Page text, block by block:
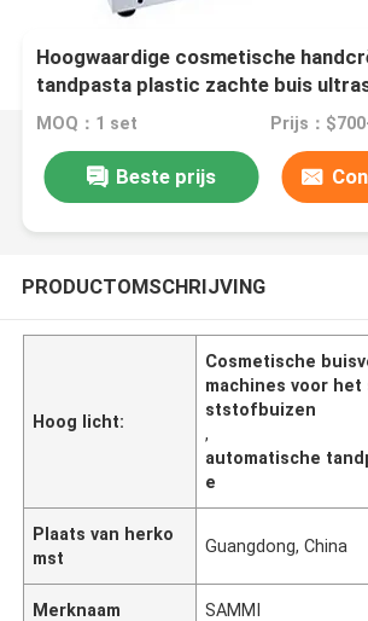
Hoogwaardige cosmetische
tandpasta plastic zachte buis
afdichting snijmachine
MOQ：1 set Prijs：
Beste prijs
PRODUCTOMSCHRIJVING
Hoog licht:
Cosmetische
machines voor het
ststofbuizen
,
automatische
e
Plaats van herko
mst
Guangdong, China
Merknaam SAMMI